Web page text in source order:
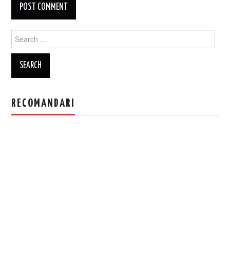
Search
for:
RECOMANDARI